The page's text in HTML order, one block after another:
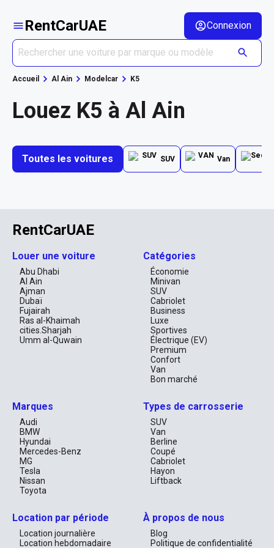
RentCarUAE Connexion
Accueil Al Ain Modelcar K5
Louez K5 à Al Ain
Toutes les voitures SUV Van
RentCarUAE
Louer une voiture
Abu Dhabi
Al Ain
Ajman
Dubaï
Fujairah
Ras al-Khaimah
cities.Sharjah
Umm al-Quwain
Catégories
Économie
Minivan
SUV
Cabriolet
Business
Luxe
Sportives
Électrique (EV)
Premium
Confort
Van
Bon marché
Marques
Audi
BMW
Hyundai
Mercedes-Benz
MG
Tesla
Nissan
Toyota
Types de carrosserie
SUV
Van
Berline
Coupé
Cabriolet
Hayon
Liftback
Location par période
Location journalière
Location hebdomadaire
À propos de nous
Blog
Politique de confidentialité